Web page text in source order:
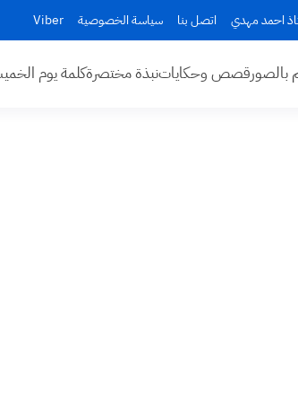
احمد مهدي اتصل بنا سياسة الخصوصية Viber
بالصورقصص وحكاياتنبذة مختصرةكلمة يوم